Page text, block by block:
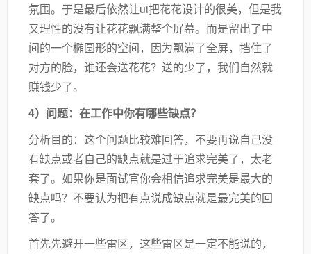
氛围。于是最后依然让ui把花花设计的很美，但是我
又理性的没有让花花飘满整个屏幕。而是留出了中
间的一个椭圆形的空间，因为飘满了全屏，挡住了
对方的脸，谁还会送花花？送的少了，我们自然就
赚钱少了。
4）问题：在工作中你有哪些缺点？
分析目的：这个问题比较难回答，不要再说自己没
有缺点或者自己的缺点就是过于追求完美了，太老
套了。如果你是面试官你会相信追求完美是最大的
缺点吗？不要认为把有点说成缺点就是最完美的回
答了。
首先先避开一些雷区，这些雷区是一定不能说的，